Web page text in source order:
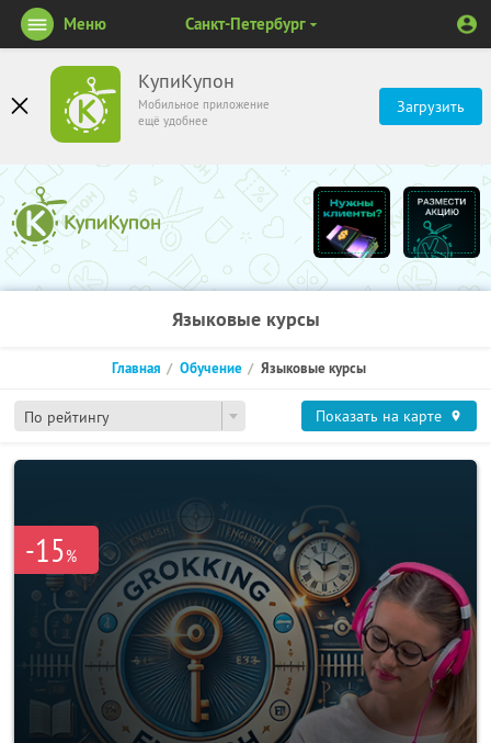
КупиКупон
Мобильное приложение
ещё удобнее
Загрузить
Меню Санкт-Петербург
Языковые курсы
По рейтингу
Главная Обучение Языковые курсы
Показать на карте
-15%